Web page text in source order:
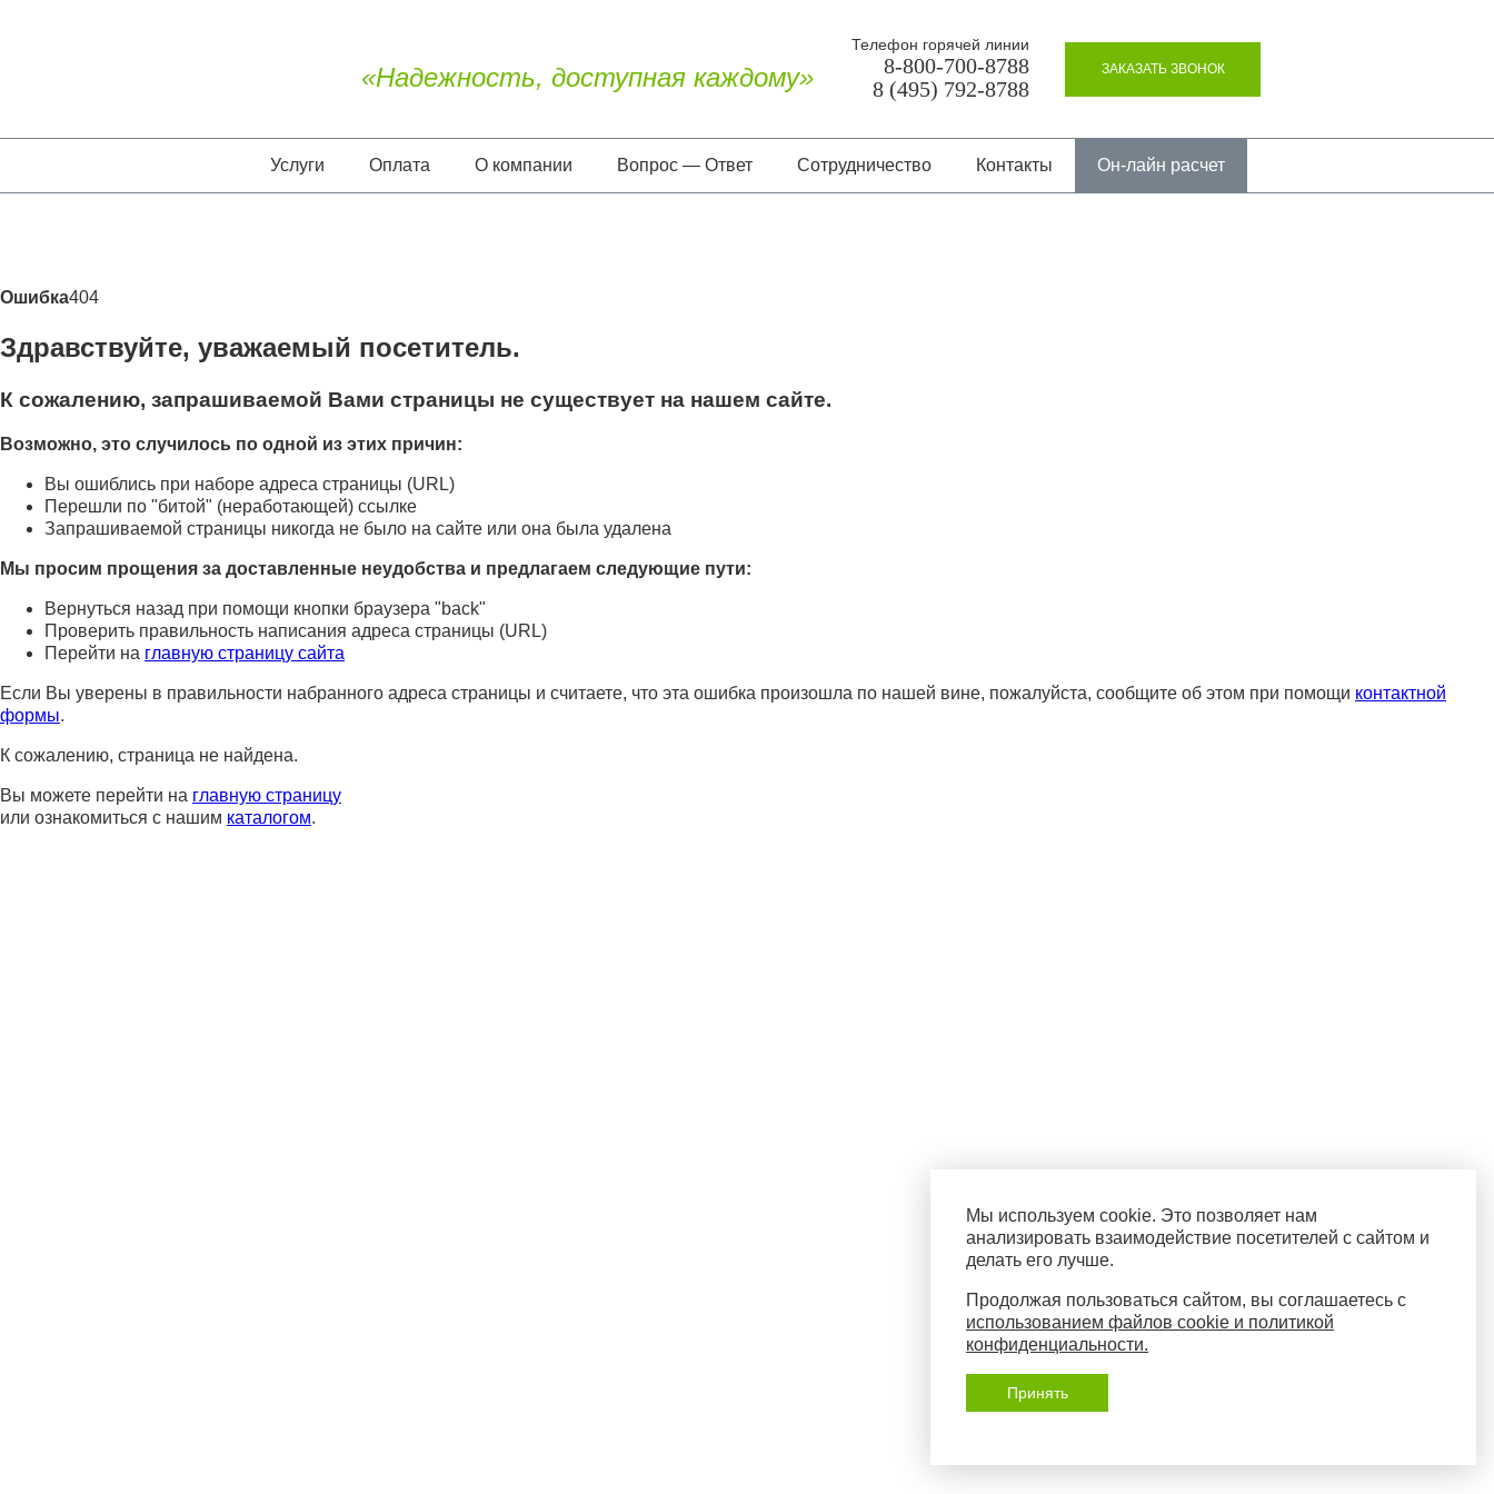
«Надежность, доступная каждому»
Телефон горячей линии
8-800-700-8788
8 (495) 792-8788
ЗАКАЗАТЬ ЗВОНОК
Услуги Оплата О компании Вопрос — Ответ Сотрудничество Контакты Он-лайн расчет
Ошибка404
Здравствуйте, уважаемый посетитель.
К сожалению, запрашиваемой Вами страницы не существует на нашем сайте.
Возможно, это случилось по одной из этих причин:
Вы ошиблись при наборе адреса страницы (URL)
Перешли по "битой" (неработающей) ссылке
Запрашиваемой страницы никогда не было на сайте или она была удалена
Мы просим прощения за доставленные неудобства и предлагаем следующие пути:
Вернуться назад при помощи кнопки браузера "back"
Проверить правильность написания адреса страницы (URL)
Перейти на главную страницу сайта
Если Вы уверены в правильности набранного адреса страницы и считаете, что эта ошибка произошла по нашей вине, пожалуйста, сообщите об этом при помощи контактной
формы.
К сожалению, страница не найдена.
Вы можете перейти на главную страницу
или ознакомиться с нашим каталогом.
Мы используем cookie. Это позволяет нам
анализировать взаимодействие посетителей с сайтом и
делать его лучше.
Продолжая пользоваться сайтом, вы соглашаетесь с
использованием файлов cookie и политикой
конфиденциальности.
Принять